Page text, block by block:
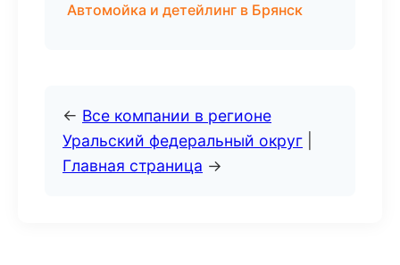
Автомойка и детейлинг в Брянск
← Все компании в регионе
Уральский федеральный округ
Главная страница →